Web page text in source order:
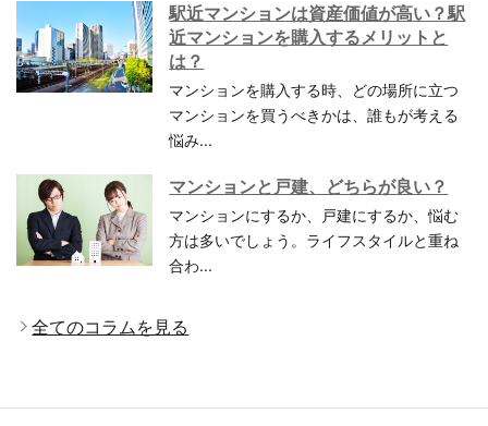
駅近マンションは資産価値が高い？駅
近マンションを購入するメリットと
は？
マンションを購入する時、どの場所に立つ
マンションを買うべきかは、誰もが考える
悩み...
マンションと戸建、どちらが良い？
マンションにするか、戸建にするか、悩む
方は多いでしょう。ライフスタイルと重ね
合わ...
全てのコラムを見る